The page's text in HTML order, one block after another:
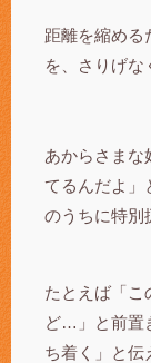
距離を縮める
を、さりげな
あからさまな
てるんだよ」
のうちに特別
たとえば「こ
ど…」と前置
ち着く」と伝